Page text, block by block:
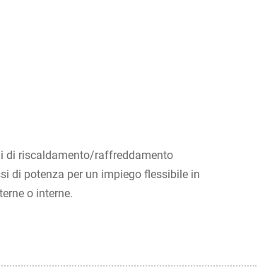
di riscaldamento/raffreddamento
di potenza per un impiego flessibile in
o interne.